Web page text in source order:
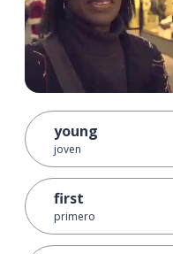
young
joven
first
primero